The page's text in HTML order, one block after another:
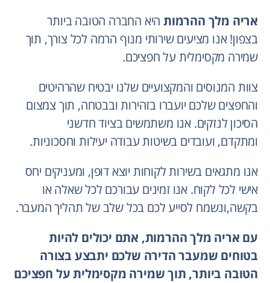
אריה מלך ההרמות היא החברה הטובה ביותר
בצפון! אנו מציעים שירותי מנוף הרמה לכל צורך, תוך
שמירה מקסימלית על חפציכם.
צוות המנוסים והמקצועיים שלנו יבטיח שהרהיטים
והחפצים שלכם יועברו בזהירות ובבטחה, תוך צמצום
הסיכון לנזקים. אנו משתמשים בציוד חדשני
ומתקדם, ועובדים בשיטות עבודה יעילות וחסכוניות.
אנו מתגאים בשירות לקוחות יוצא דופן, ומעניקים יחס
אישי לכל לקוח. אנו זמינים עבורכם לכל שאלה או
בקשה,ונשמח לסייע לכם בכל שלב של תהליך המעבר.
עם אריה מלך ההרמות, אתם יכולים להיות
בטוחים שמעבר הדירה שלכם יתבצע בצורה
הטובה ביותר, תוך שמירה מקסימלית על חפציכם